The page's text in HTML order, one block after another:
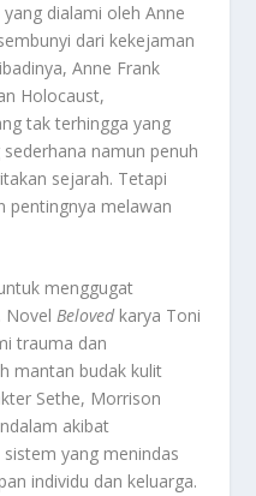
dialami oleh Anne
dari kekejaman
Anne Frank
Holocaust,
tak terhingga yang
namun penuh
sejarah. Tetapi
pentingnya melawan
menggugat
NovelBelovedkarya Toni
trauma dan
mantan budak kulit
Sethe, Morrison
akibat
yang menindas
individu dan keluarga.